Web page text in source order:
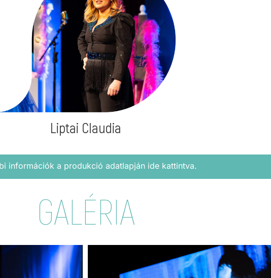
Liptai Claudia
információk a produkció adatlapján ide kattintva.
GALÉRIA